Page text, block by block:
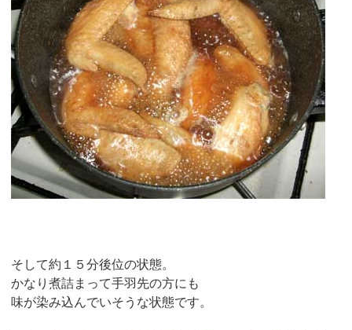
そして約１５分後位の状態。
かなり煮詰まって手羽先の方にも
味が染み込んでいそうな状態です。